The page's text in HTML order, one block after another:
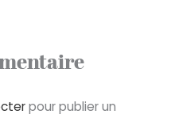
pour publier un